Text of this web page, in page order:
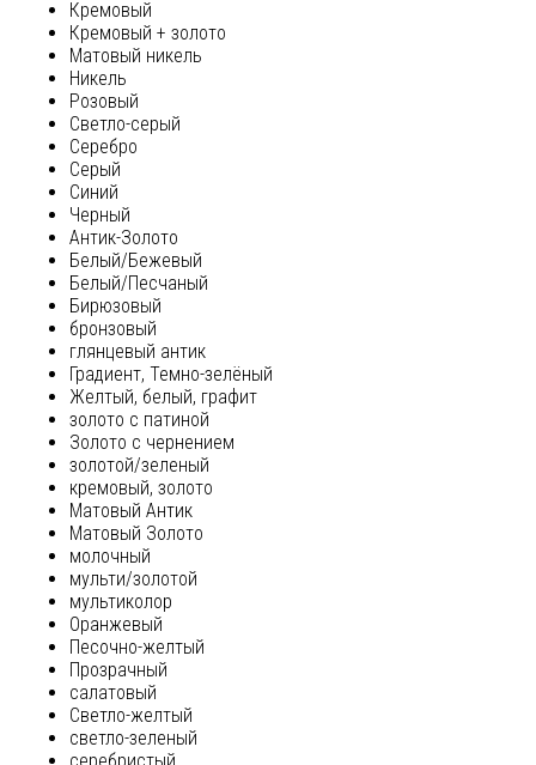
Кремовый
Кремовый + золото
Матовый никель
Никель
Розовый
Светло-серый
Серебро
Серый
Синий
Черный
Антик-Золото
Белый/Бежевый
Белый/Песчаный
Бирюзовый
бронзовый
глянцевый антик
Градиент, Темно-зелёный
Желтый, белый, графит
золото с патиной
Золото с чернением
золотой/зеленый
кремовый, золото
Матовый Антик
Матовый Золото
молочный
мульти/золотой
мультиколор
Оранжевый
Песочно-желтый
Прозрачный
салатовый
Светло-желтый
светло-зеленый